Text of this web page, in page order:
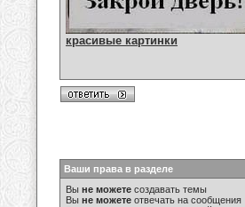
красивые картинки
Ваши права в разделе
Вы не можете создавать темы
Вы не можете отвечать на сообщения